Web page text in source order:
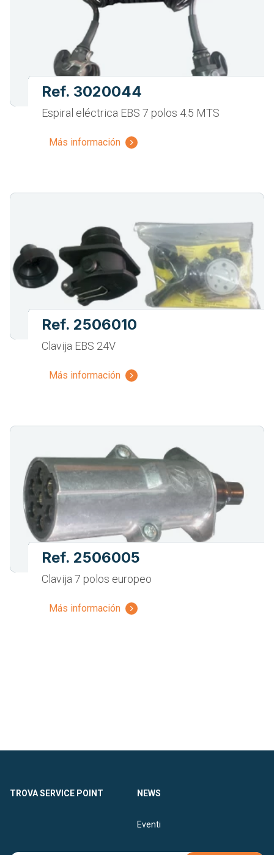
Ref. 3020044
Espiral eléctrica EBS 7 polos 4.5 MTS
Más información
Ref. 2506010
Clavija EBS 24V
Más información
Ref. 2506005
Clavija 7 polos europeo
Más información
TROVA SERVICE POINT NEWS
Eventi